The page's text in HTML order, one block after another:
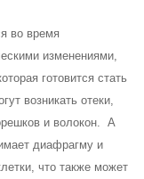
во время
изменениями,
готовится стать
возникать отеки,
и волокон. А
диафрагму и
что также может